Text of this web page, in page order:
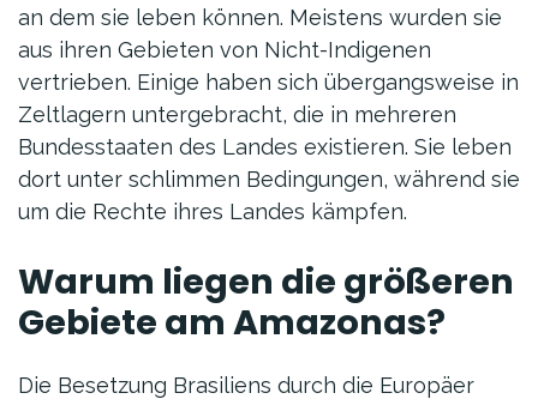
an dem sie leben können. Meistens wurden sie
aus ihren Gebieten von Nicht-Indigenen
vertrieben. Einige haben sich übergangsweise in
Zeltlagern untergebracht, die in mehreren
Bundesstaaten des Landes existieren. Sie leben
dort unter schlimmen Bedingungen, während sie
um die Rechte ihres Landes kämpfen.
Warum liegen die größeren
Gebiete am Amazonas?
Die Besetzung Brasiliens durch die Europäer